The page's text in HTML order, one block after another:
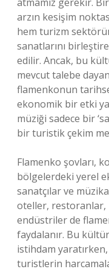
arzın kesişim
hem turizm
sanatlarını
edilir. Ancak, bu
mevcut talebe
flamenkonun
ekonomik bir etki
müziği sadece bir
bir turistik çekim
Flamenko şovları,
bölgelerdeki yerel
sanatçılar ve
oteller, restoranlar,
endüstriler de
faydalanır. Bu
istihdam yaratırken,
turistlerin